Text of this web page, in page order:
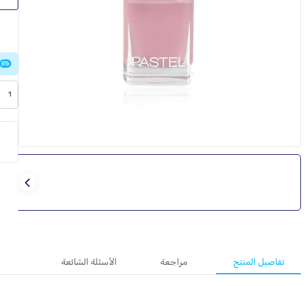
1
تفاصيل المنتج مراجعة الأسئلة الشائعة